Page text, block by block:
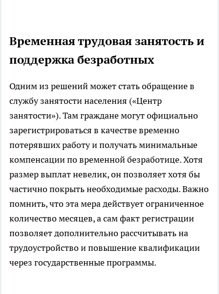
Временная трудовая занятость и
поддержка безработных
Одним из решений может стать обращение в
службу занятости населения («Центр
занятости»). Там граждане могут официально
зарегистрироваться в качестве временно
потерявших работу и получать минимальные
компенсации по временной безработице. Хотя
размер выплат невелик, он позволяет хотя бы
частично покрыть необходимые расходы. Важно
помнить, что эта мера действует ограниченное
количество месяцев, а сам факт регистрации
позволяет дополнительно рассчитывать на
трудоустройство и повышение квалификации
через государственные программы.